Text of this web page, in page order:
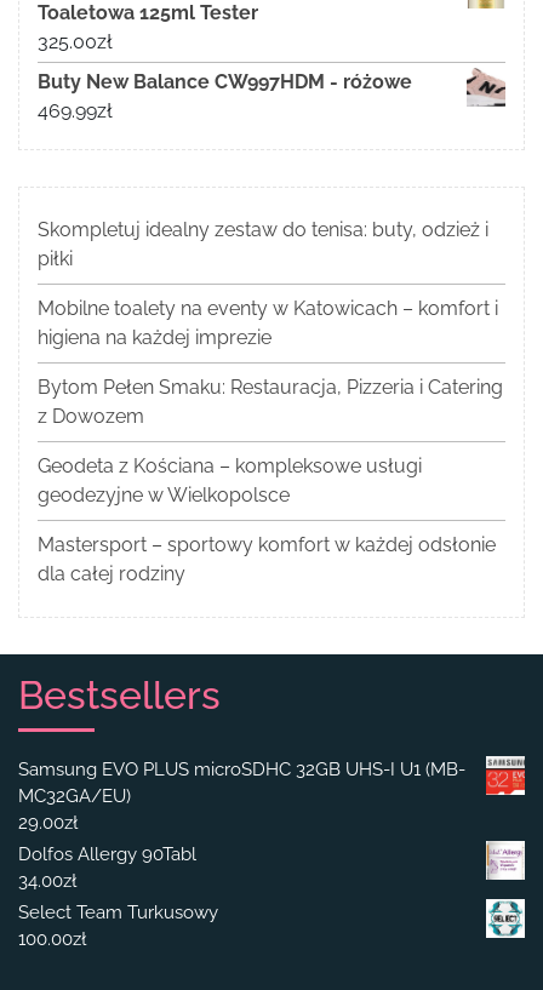
Toaletowa 125ml Tester
325.00zł
Buty New Balance CW997HDM - różowe
469.99zł
Skompletuj idealny zestaw do tenisa: buty, odzież i
piłki
Mobilne toalety na eventy w Katowicach – komfort i
higiena na każdej imprezie
Bytom Pełen Smaku: Restauracja, Pizzeria i Catering
z Dowozem
Geodeta z Kościana – kompleksowe usługi
geodezyjne w Wielkopolsce
Mastersport – sportowy komfort w każdej odsłonie
dla całej rodziny
Bestsellers
Samsung EVO PLUS microSDHC 32GB UHS-I U1 (MB-
MC32GA/EU)
29.00zł
Dolfos Allergy 90Tabl
34.00zł
Select Team Turkusowy
100.00zł